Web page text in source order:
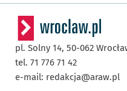
pl. Solny 14, 50-062
tel. 71 776 71 42
e-mail: redakcja@araw.pl